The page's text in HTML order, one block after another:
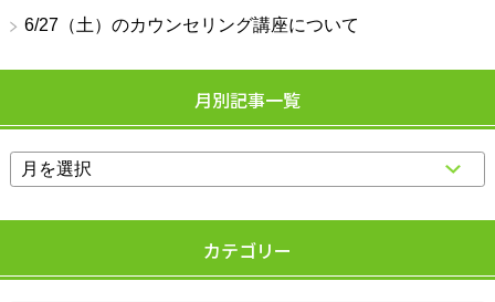
6/27（土）のカウンセリング講座について
月別記事一覧
カテゴリー